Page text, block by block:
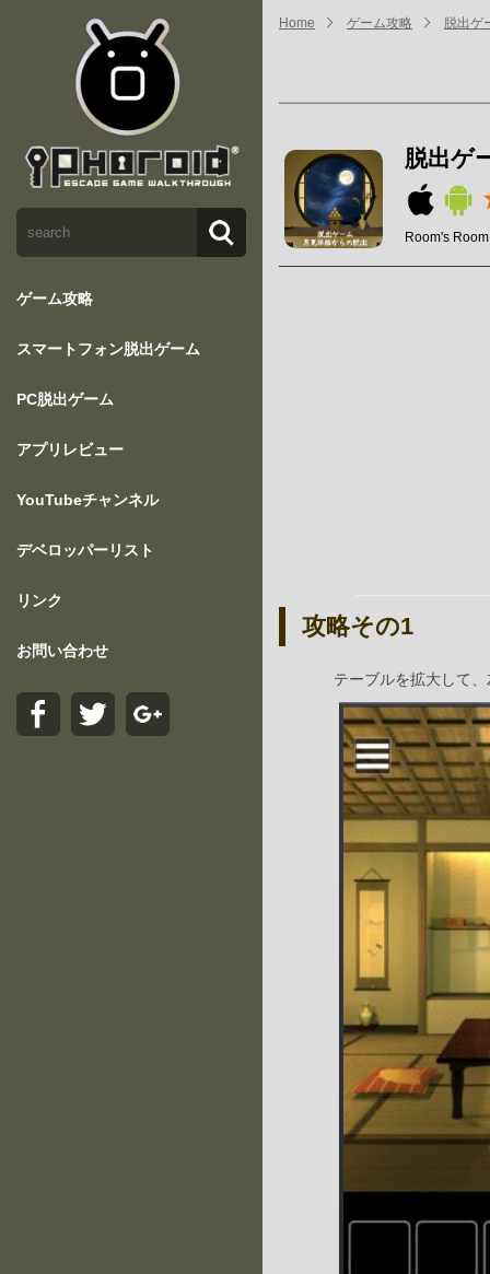
ゲーム攻略
スマートフォン脱出ゲーム
PC脱出ゲーム
アプリレビュー
YouTubeチャンネル
デベロッパーリスト
リンク
お問い合わせ
Home ゲーム攻略 脱出ゲ
脱出ゲ
Room's Room
攻略その1
テーブルを拡大して